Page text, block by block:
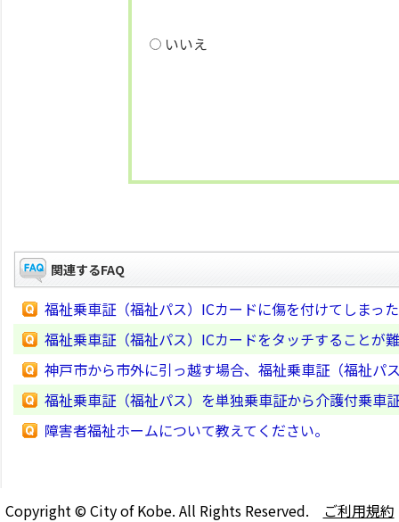
いいえ
関連するFAQ
福祉乗車証（福祉パス）ICカードに傷を付けてしまっ
福祉乗車証（福祉パス）ICカードをタッチすることが
神戸市から市外に引っ越す場合、福祉乗車証（福祉パ
福祉乗車証（福祉パス）を単独乗車証から介護付乗車
障害者福祉ホームについて教えてください。
Copyright © City of Kobe. All Rights Reserved. ご利用規約